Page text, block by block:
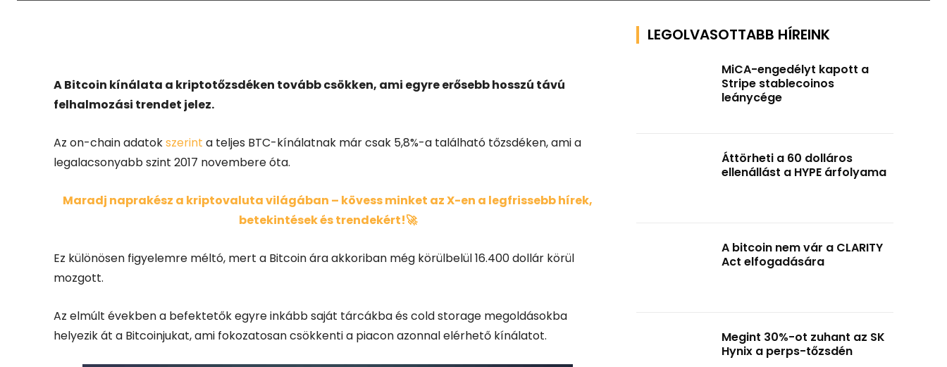
A Bitcoin kínálata a kriptotőzsdéken tovább csökken, ami egyre erősebb hosszú távú
felhalmozási trendet jelez.
Az on-chain adatokszerint a teljes BTC-kínálatnak már csak 5,8%-a található tőzsdéken, ami a
legalacsonyabb szint 2017 novembere óta.
Maradj naprakész a kriptovaluta világában – kövess minket az X-en a legfrissebb hírek,
betekintések és trendekért!🚀
Ez különösen figyelemre méltó, mert a Bitcoin ára akkoriban még körülbelül 16.400 dollár körül
mozgott.
Az elmúlt években a befektetők egyre inkább saját tárcákba és cold storage megoldásokba
helyezik át a Bitcoinjukat, ami fokozatosan csökkenti a piacon azonnal elérhető kínálatot.
LEGOLVASOTTABB HÍREINK
MiCA-engedélyt kapott a
Stripe stablecoinos
leánycége
Áttörheti a 60 dolláros
ellenállást a HYPE árfolyama
A bitcoin nem vár a CLARITY
Act elfogadására
Megint 30%-ot zuhant az SK
Hynix a perps-tőzsdén